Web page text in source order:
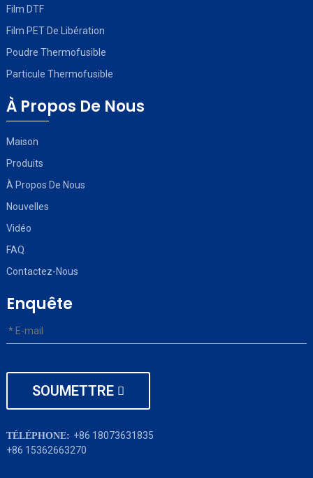
Film DTF
Film PET De Libération
Poudre Thermofusible
Particule Thermofusible
À Propos De Nous
Maison
Produits
À Propos De Nous
Nouvelles
Vidéo
FAQ
Contactez-Nous
Enquête
SOUMETTRE
TÉLÉPHONE: +86 18073631835
+86 15362663270